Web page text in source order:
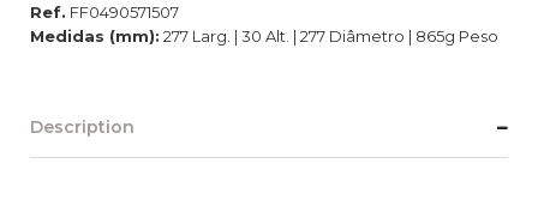
Ref. FF0490571507
Medidas (mm): 277 Larg. | 30 Alt. | 277 Diâmetro | 865g Peso
Description